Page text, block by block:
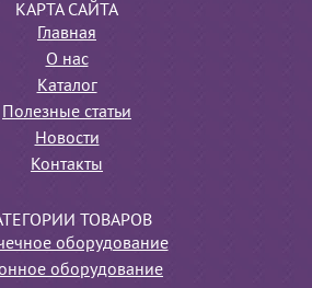
КАРТА САЙТА
Главная
О нас
Каталог
Полезные статьи
Новости
Контакты
ТОВАРОВ
оборудование
оборудование